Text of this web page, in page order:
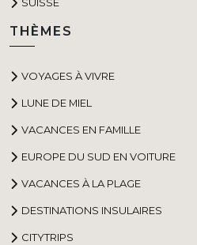
THÈMES
VOYAGES À VIVRE
LUNE DE MIEL
VACANCES EN FAMILLE
EUROPE DU SUD EN VOITURE
VACANCES À LA PLAGE
DESTINATIONS INSULAIRES
CITYTRIPS